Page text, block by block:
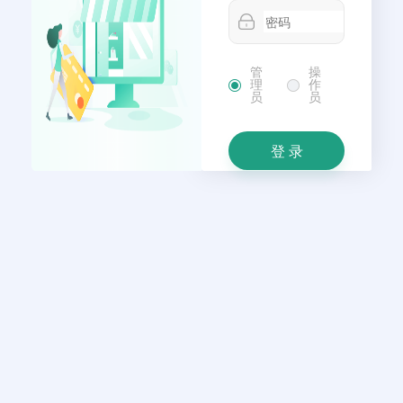
管
理
员
操
作
员
登 录